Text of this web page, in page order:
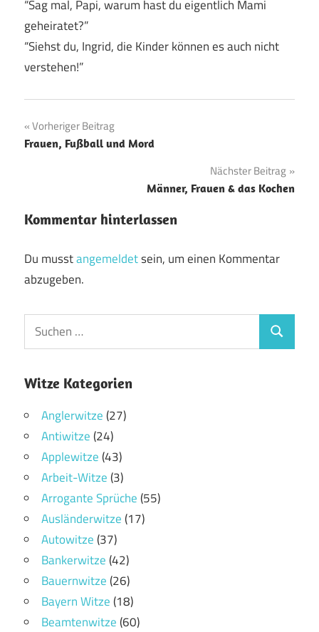
“Sag mal, Papi, warum hast du eigentlich Mami
geheiratet?”
“Siehst du, Ingrid, die Kinder können es auch nicht
verstehen!”
Beitragsnavigation
Vorheriger Beitrag
Frauen, Fußball und Mord
Nächster Beitrag
Männer, Frauen & das Kochen
Kommentar hinterlassen
Du musstangemeldetsein, um einen Kommentar
abzugeben.
Witze Kategorien
Anglerwitze(27)
Antiwitze(24)
Applewitze(43)
Arbeit-Witze(3)
Arrogante Sprüche(55)
Ausländerwitze(17)
Autowitze(37)
Bankerwitze(42)
Bauernwitze(26)
Bayern Witze(18)
Beamtenwitze(60)